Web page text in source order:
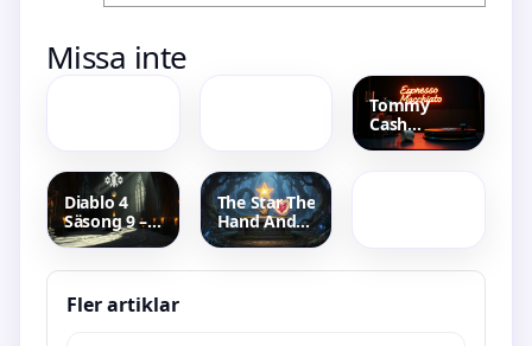
Missa inte
punkt i
överarmen
Tommy
Cash
Espresso
Diablo 4
Säsong 9 –
Allt om
och bästa
builds
The Star The
Hand And
The Heart –
I WoW
Amanda
Fransson Ex
Fler artiklar